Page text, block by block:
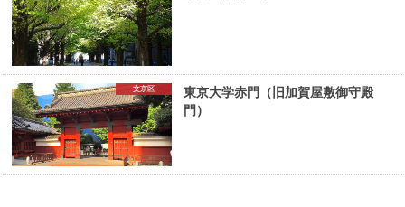
文京区
東京大学赤門（旧加賀屋敷御守殿
門）